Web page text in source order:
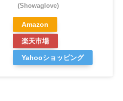
(Showaglove)
Amazon
楽天市場
Yahooショッピング